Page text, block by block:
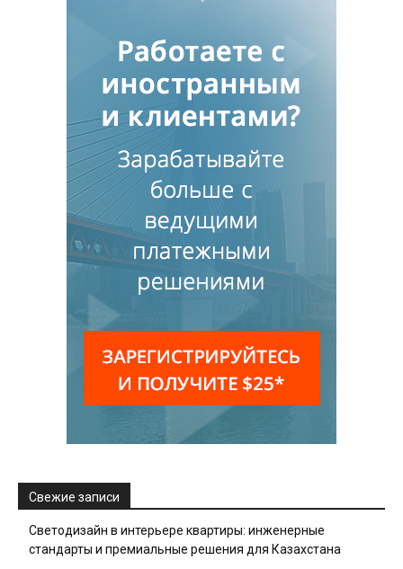
Свежие записи
Светодизайн в интерьере квартиры: инженерные
стандарты и премиальные решения для Казахстана